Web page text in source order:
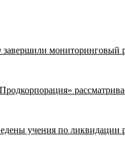
мониторинговый
учения по ликвидации